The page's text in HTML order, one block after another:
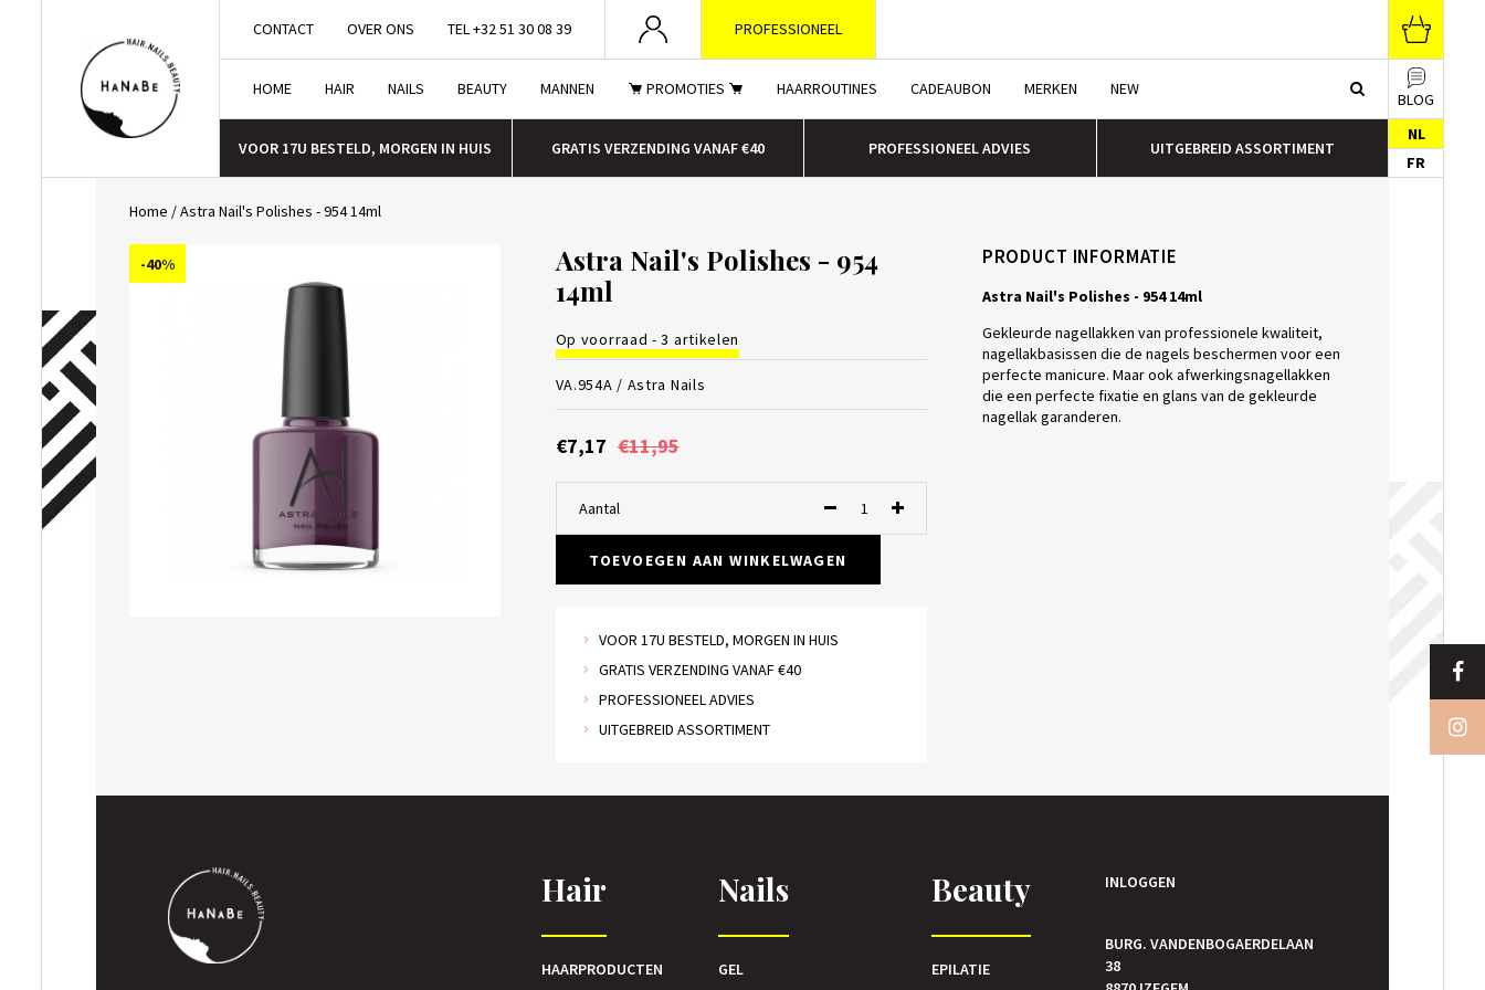
CONTACT OVER ONS TEL +32 51 30 08 39 PROFESSIONEEL
HOME HAIR NAILS BEAUTY MANNEN PROMOTIES HAARROUTINES CADEAUBON MERKEN NEW
BLOG
VOOR 17U BESTELD, MORGEN IN HUIS GRATIS VERZENDING VANAF €40 PROFESSIONEEL ADVIES UITGEBREID ASSORTIMENT
NL
FR
Home /Astra Nail's Polishes - 954 14ml
-40%
Astra Nail's Polishes - 954
14ml
Op voorraad - 3 artikelen
VA.954A / Astra Nails
€7,17 €11,95
Aantal
TOEVOEGEN AAN WINKELWAGEN
VOOR 17U BESTELD, MORGEN IN HUIS
GRATIS VERZENDING VANAF €40
PROFESSIONEEL ADVIES
UITGEBREID ASSORTIMENT
PRODUCT INFORMATIE
Astra Nail's Polishes - 954 14ml
Gekleurde nagellakken van professionele kwaliteit,
nagellakbasissen die de nagels beschermen voor een
perfecte manicure. Maar ook afwerkingsnagellakken
die een perfecte fixatie en glans van de gekleurde
nagellak garanderen.
Hair
HAARPRODUCTEN
Nails
GEL
Beauty
EPILATIE
INLOGGEN
BURG. VANDENBOGAERDELAAN
38